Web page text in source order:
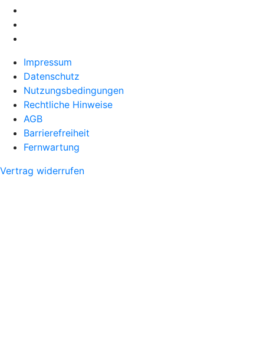
Impressum
Datenschutz
Nutzungsbedingungen
Rechtliche Hinweise
AGB
Barrierefreiheit
Fernwartung
Vertrag widerrufen